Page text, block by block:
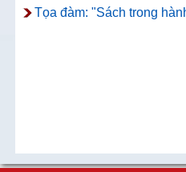
Tọa đàm: "Sách trong